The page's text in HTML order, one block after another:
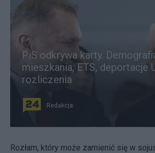
PiS odkrywa karty.
mieszkania, ETS, deportacje
rozliczenia
Redakcja
Rozłam, który może zamienić się w